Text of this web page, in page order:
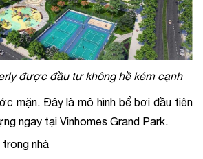
được đầu tư không hề kém cạnh
mặn. Đây là mô hình bể bơi đầu tiên
ngay tại Vinhomes Grand Park.
nhà